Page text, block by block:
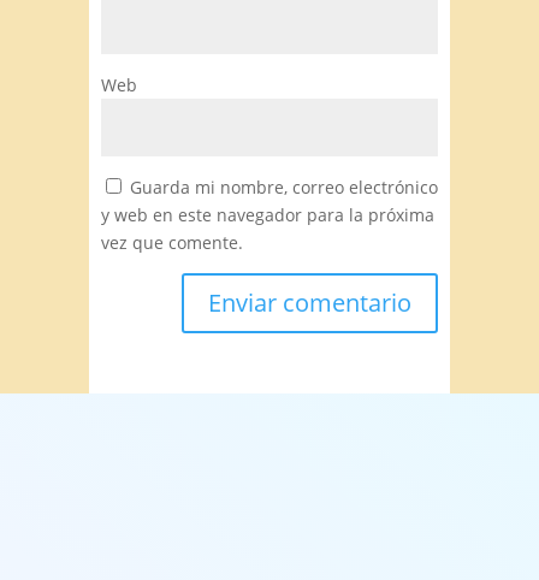
Web
Guarda mi nombre, correo electrónico
y web en este navegador para la próxima
vez que comente.